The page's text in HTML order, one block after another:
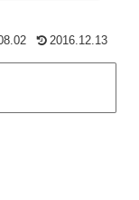
2016.12.13